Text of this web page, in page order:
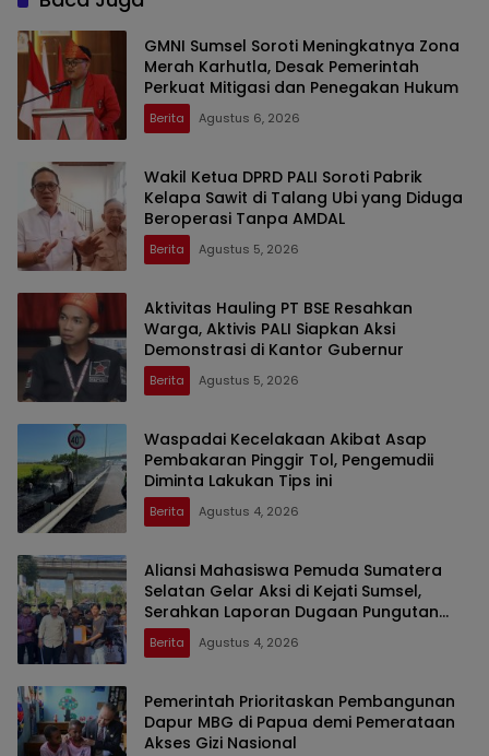
GMNI Sumsel Soroti Meningkatnya Zona
Merah Karhutla, Desak Pemerintah
Perkuat Mitigasi dan Penegakan Hukum
Berita Agustus 6, 2026
Wakil Ketua DPRD PALI Soroti Pabrik
Kelapa Sawit di Talang Ubi yang Diduga
Beroperasi Tanpa AMDAL
Berita Agustus 5, 2026
Aktivitas Hauling PT BSE Resahkan
Warga, Aktivis PALI Siapkan Aksi
Demonstrasi di Kantor Gubernur
Berita Agustus 5, 2026
Waspadai Kecelakaan Akibat Asap
Pembakaran Pinggir Tol, Pengemudii
Diminta Lakukan Tips ini
Berita Agustus 4, 2026
Aliansi Mahasiswa Pemuda Sumatera
Selatan Gelar Aksi di Kejati Sumsel,
Serahkan Laporan Dugaan Pungutan
Dana BOS dan Sertifikasi Guru di Ogan
Ilir
Berita Agustus 4, 2026
Pemerintah Prioritaskan Pembangunan
Dapur MBG di Papua demi Pemerataan
Akses Gizi Nasional